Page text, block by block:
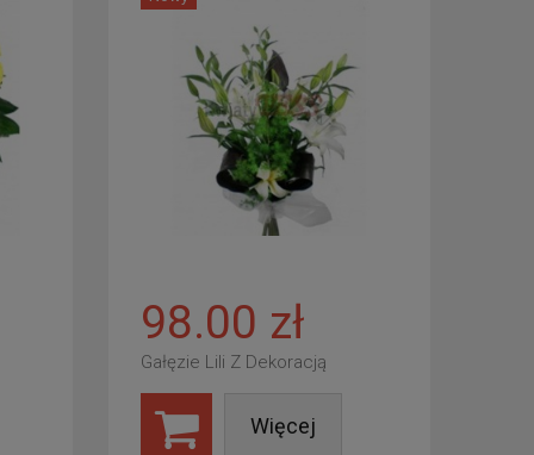
98.00 zł
Gałęzie Lili Z Dekoracją
Więcej